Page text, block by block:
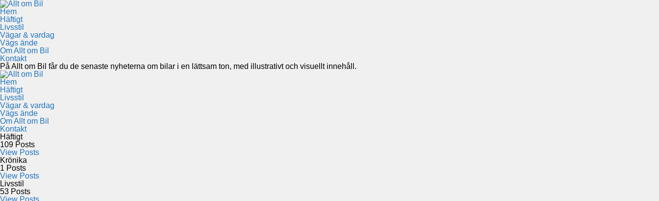
Hem
Häftigt
Livsstil
Vägar & vardag
Vägs ände
Om Allt om Bil
Kontakt
På Allt om Bil får du de senaste nyheterna om bilar i en lättsam ton, med illustrativt och visuellt innehåll.
Hem
Häftigt
Livsstil
Vägar & vardag
Vägs ände
Om Allt om Bil
Kontakt
Häftigt
109 Posts
View Posts
Krönika
1 Posts
View Posts
Livsstil
53 Posts
View Posts